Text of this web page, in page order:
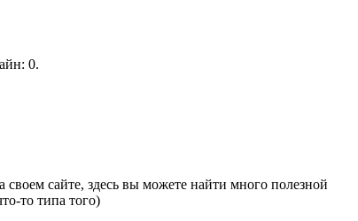
0.
своем сайте, здесь вы можете найти много полезной
то типа того)